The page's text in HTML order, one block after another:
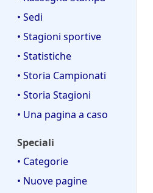
• Sedi
• Stagioni sportive
• Statistiche
• Storia Campionati
• Storia Stagioni
• Una pagina a caso
Speciali
• Categorie
• Nuove pagine